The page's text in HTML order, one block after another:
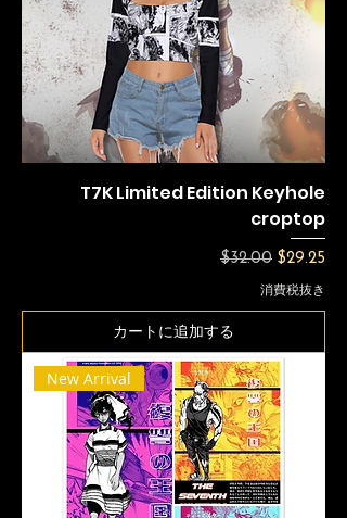
T7K Limited Edition Keyhole
croptop
通常価格
$32.00 セール価
$29.25
消費税抜き
カートに追加する
New Arrival